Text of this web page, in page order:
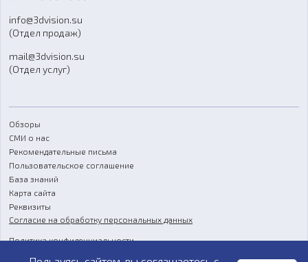
FAQ
info@3dvision.su
(Отдел продаж)
mail@3dvision.su
(Отдел услуг)
Обзоры
СМИ о нас
Рекомендательные письма
Пользовательское соглашение
База знаний
Карта сайта
Реквизиты
Согласие на обработку персональных данных
Политика конфиденциальности